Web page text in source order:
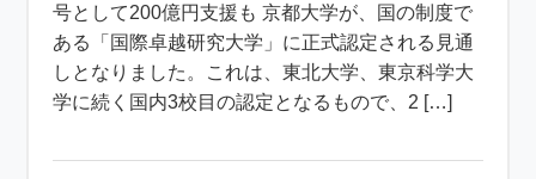
号として200億円支援も 京都大学が、国の制度で
ある「国際卓越研究大学」に正式認定される見通
しとなりました。これは、東北大学、東京科学大
学に続く国内3校目の認定となるもので、2 […]